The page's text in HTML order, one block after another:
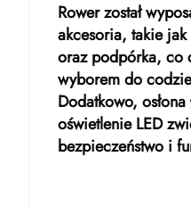
Rower został
akcesoria, takie
oraz podpórka, co
wyborem do
Dodatkowo,
oświetlenie LED
bezpieczeństwo i